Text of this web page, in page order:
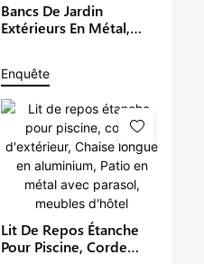
Bancs De Jardin
Extérieurs En Métal,
Chaise Longue
D'extérieur, Transat Côté
Piscine, Lit De Jour
Enquête
Lit De Repos Étanche
Pour Piscine, Corde